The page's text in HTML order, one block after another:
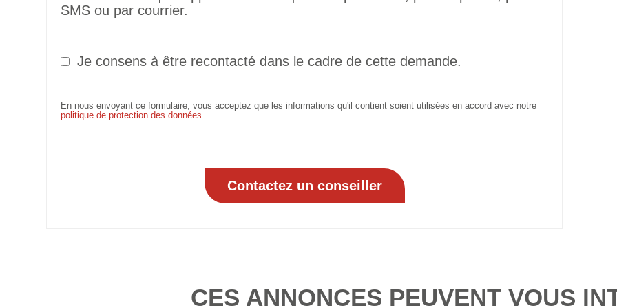
SMS ou par courrier.
Je consens à être recontacté dans le cadre de cette demande.
En nous envoyant ce formulaire, vous acceptez que les informations qu'il contient soient utilisées en accord avec notre
politique de protection des données.
CES ANNONCES PEUVENT VOUS